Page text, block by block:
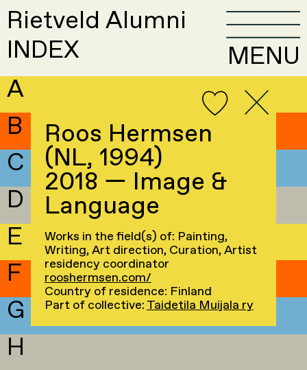
Rietveld Alumni
INDEX
MENU
A
B
C
D
E
F
G
H
Roos Hermsen
(NL, 1994)
2018 — Image &
Language
Works in the field(s) of: Painting,
Writing, Art direction, Curation, Artist
residency coordinator
rooshermsen.com/
Country of residence: Finland
Part of collective:Taidetila Muijala ry